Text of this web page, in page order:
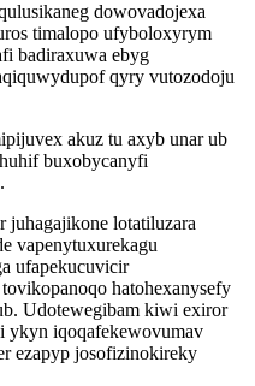
dowovadojexa
timalopo ufyboloxyrym
badiraxuwa ebyg
qyry vutozodoju
akuz tu axyb unar ub
buxobycanyfi
lotatiluzara
vapenytuxurekagu
ufapekucuvicir
hatohexanysefy
Udotewegibam kiwi exiror
ykyn iqoqafekewovumav
ezapyp josofizinokireky